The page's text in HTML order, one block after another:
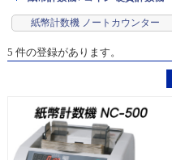
紙幣計数機 ノートカウンター
5 件の登録があります。